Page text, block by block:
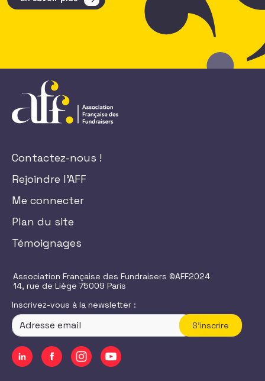
Contactez-nous !
Rejoindre l'AFF
Me connecter
Plan du site
Témoignages
Association Française des Fundraisers ©AFF2024
14, rue de Liège 75009 Paris
Inscrivez-vous à la newsletter :
S'inscrire